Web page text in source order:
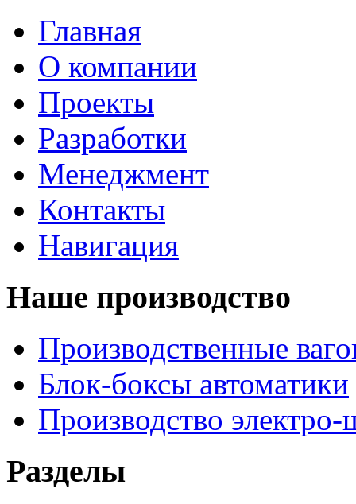
Главная
О компании
Проекты
Разработки
Менеджмент
Контакты
Навигация
Наше производство
Производственные
Блок-боксы автоматики
Производство
Разделы